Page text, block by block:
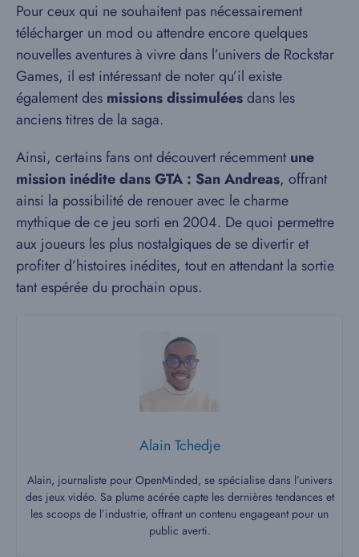
Pour ceux qui ne souhaitent pas nécessairement
télécharger un mod ou attendre encore quelques
nouvelles aventures à vivre dans l’univers de Rockstar
Games, il est intéressant de noter qu’il existe
également des missions dissimuléesdans les
anciens titres de la saga.
Ainsi, certains fans ont découvert récemmentune
mission inédite dans GTA : San Andreas, offrant
ainsi la possibilité de renouer avec le charme
mythique de ce jeu sorti en 2004. De quoi permettre
aux joueurs les plus nostalgiques de se divertir et
profiter d’histoires inédites, tout en attendant la sortie
tant espérée du prochain opus.
Alain Tchedje
Alain, journaliste pour OpenMinded, se spécialise dans l’univers
des jeux vidéo. Sa plume acérée capte les dernières tendances et
les scoops de l’industrie, offrant un contenu engageant pour un
public averti.